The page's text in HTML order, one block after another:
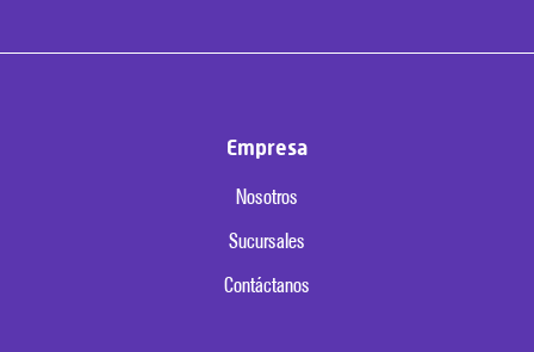
Empresa
Nosotros
Sucursales
Contáctanos